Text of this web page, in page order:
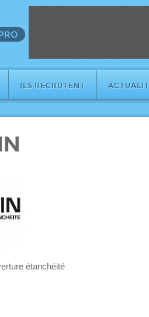
ILS RECRUTENT
étanchéité